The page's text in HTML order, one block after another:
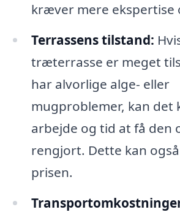
kræver mere ekspertise
Terrassens tilstand:
træterrasse er meget
har alvorlige alge- eller
mugproblemer, kan det
arbejde og tid at få den
rengjort. Dette kan
prisen.